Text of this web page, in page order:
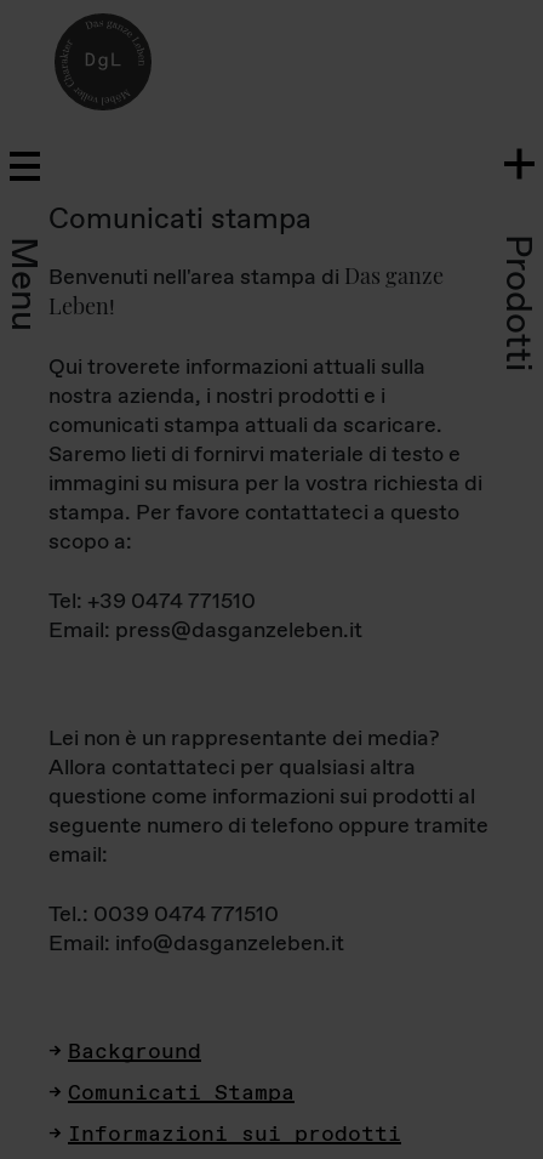
Menu Prodotti
Comunicati stampa
Benvenuti nell'area stampa di Das ganze
Leben!
Qui troverete informazioni attuali sulla
nostra azienda, i nostri prodotti e i
comunicati stampa attuali da scaricare.
Saremo lieti di fornirvi materiale di testo e
immagini su misura per la vostra richiesta di
stampa. Per favore contattateci a questo
scopo a:
Tel: +39 0474 771510
Email: press@dasganzeleben.it
Lei non è un rappresentante dei media?
Allora contattateci per qualsiasi altra
questione come informazioni sui prodotti al
seguente numero di telefono oppure tramite
email:
Tel.: 0039 0474 771510
Email: info@dasganzeleben.it
Background
Comunicati Stampa
Informazioni sui prodotti